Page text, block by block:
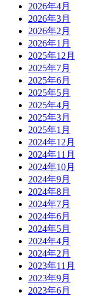
2026年4月
2026年3月
2026年2月
2026年1月
2025年12月
2025年7月
2025年6月
2025年5月
2025年4月
2025年3月
2025年1月
2024年12月
2024年11月
2024年10月
2024年9月
2024年8月
2024年7月
2024年6月
2024年5月
2024年4月
2024年2月
2023年11月
2023年9月
2023年6月